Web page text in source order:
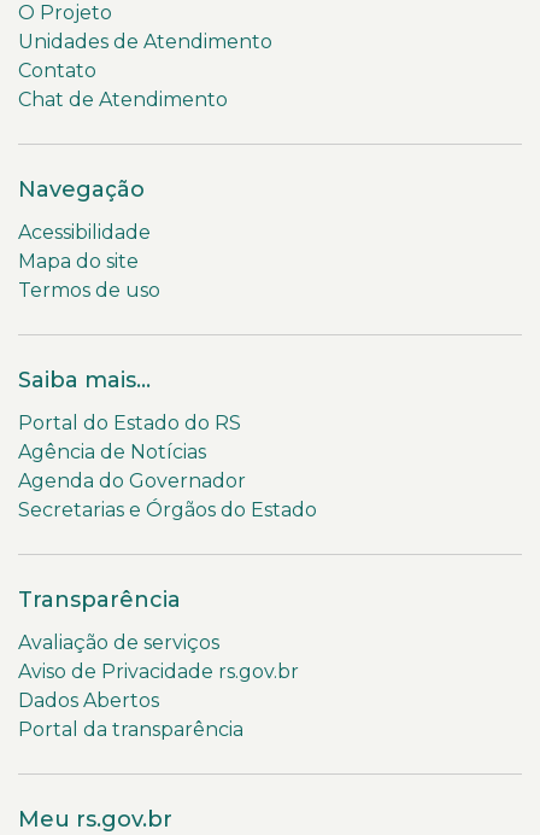
O Projeto
Unidades de Atendimento
Contato
Chat de Atendimento
Navegação
Acessibilidade
Mapa do site
Termos de uso
Saiba mais...
Portal do Estado do RS
Agência de Notícias
Agenda do Governador
Secretarias e Órgãos do Estado
Transparência
Avaliação de serviços
Aviso de Privacidade rs.gov.br
Dados Abertos
Portal da transparência
Meu rs.gov.br